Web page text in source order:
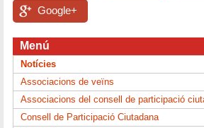
Google+
Menú
Notícies
Associacions de veïns
Associacions del consell de participació
Consell de Participació Ciutadana